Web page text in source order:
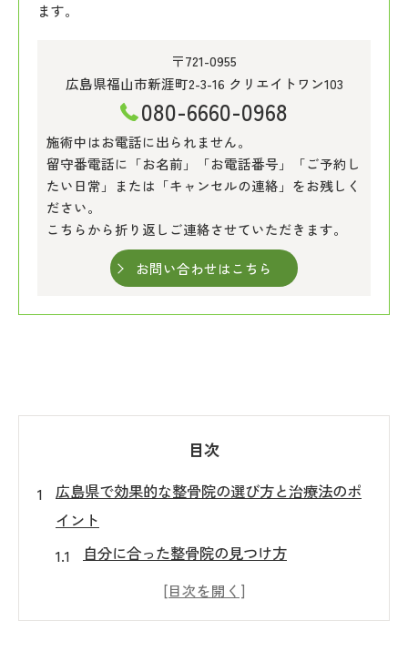
ます。
〒721-0955
広島県福山市新涯町2-3-16 クリエイトワン103
080-6660-0968
施術中はお電話に出られません。
留守番電話に「お名前」「お電話番号」「ご予約し
たい日常」または「キャンセルの連絡」をお残しく
ださい。
こちらから折り返しご連絡させていただきます。
お問い合わせはこちら
目次
広島県で効果的な整骨院の選び方と治療法のポ
イント
自分に合った整骨院の見つけ方
治療法選びの重要性とその基準
患者の声から学ぶ整骨院の選び方